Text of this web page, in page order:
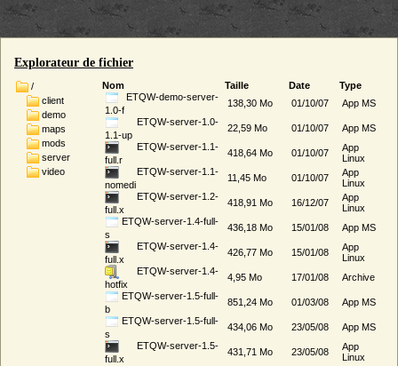
Explorateur de fichier
/
client
demo
maps
mods
server
video
Nom Taille Date
Type
ETQW-demo-server-
1.0-f
138,30 Mo 01/10/07
App MS
ETQW-server-1.0-
1.1-up
22,59 Mo 01/10/07
App MS
ETQW-server-1.1-
full.r
418,64 Mo 01/10/07
App
Linux
ETQW-server-1.1-
nomedi
11,45 Mo 01/10/07
App
Linux
ETQW-server-1.2-
full.x
418,91 Mo 16/12/07
App
Linux
ETQW-server-1.4-full-
s
436,18 Mo 15/01/08
App MS
ETQW-server-1.4-
full.x
426,77 Mo 15/01/08
App
Linux
ETQW-server-1.4-
hotfix
4,95 Mo 17/01/08
Archive
ETQW-server-1.5-full-
b
851,24 Mo 01/03/08
App MS
ETQW-server-1.5-full-
s
434,06 Mo 23/05/08
App MS
ETQW-server-1.5-
full.x
431,71 Mo 23/05/08
App
Linux